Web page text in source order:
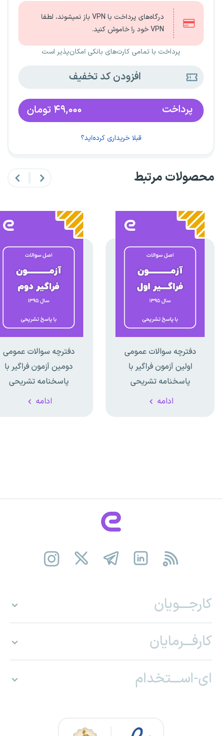
درگاه‌های پرداخت با VPN باز نمیشوند، لطفا
VPN خود را خاموش کنید.
پرداخت با تمامی کارت‌های بانکی امکان‌پذیر است
افزودن کد تخفیف
پرداخت ۴۹,۰۰۰ تومان
قبلا خریداری کرده‌اید؟
محصولات مرتبط
دفترچه سوالات عمومی
اولین آزمون فراگیر با
پاسخنامه تشریحی
ادامه
دفترچه سوالات عمومی
دومین آزمون فراگیر با
پاسخنامه تشریحی
ادامه
کارجـــویان
کارفـــرمایان
ای-اســـتخدام